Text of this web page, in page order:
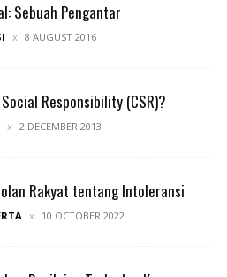
Sebuah Pengantar
8 AUGUST 2016
Responsibility (CSR)?
2 DECEMBER 2013
Rakyat tentang Intoleransi
10 OCTOBER 2022